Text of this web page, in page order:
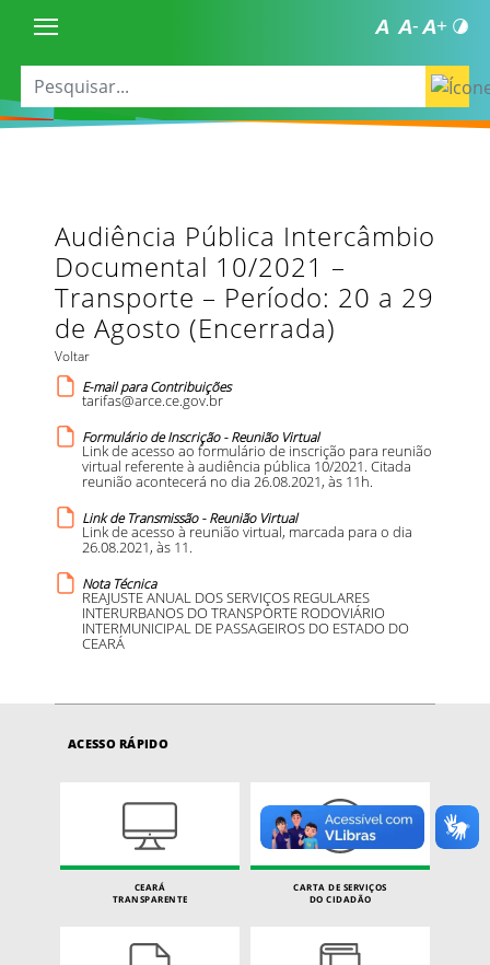
Audiência Pública Intercâmbio
Documental 10/2021 –
Transporte – Período: 20 a 29
de Agosto (Encerrada)
Voltar
E-mail para Contribuições
tarifas@arce.ce.gov.br
Formulário de Inscrição - Reunião Virtual
Link de acesso ao formulário de inscrição para reunião
virtual referente à audiência pública 10/2021. Citada
reunião acontecerá no dia 26.08.2021, às 11h.
Link de Transmissão - Reunião Virtual
Link de acesso à reunião virtual, marcada para o dia
26.08.2021, às 11.
Nota Técnica
REAJUSTE ANUAL DOS SERVIÇOS REGULARES
INTERURBANOS DO TRANSPORTE RODOVIÁRIO
INTERMUNICIPAL DE PASSAGEIROS DO ESTADO DO
CEARÁ
ACESSO RÁPIDO
CEARÁ
TRANSPARENTE
CARTA DE SERVIÇOS
DO CIDADÃO